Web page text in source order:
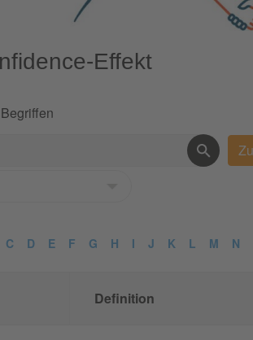
Effekt
C D E F G H I J K L M N
Definition